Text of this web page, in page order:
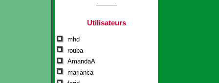
Utilisateurs
mhd
rouba
AmandaA
marianca